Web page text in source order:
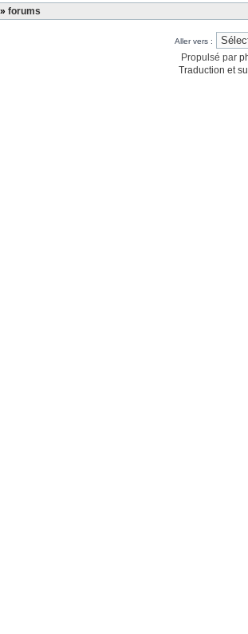
» forums
Aller vers :
Propulsé par
Traduction et